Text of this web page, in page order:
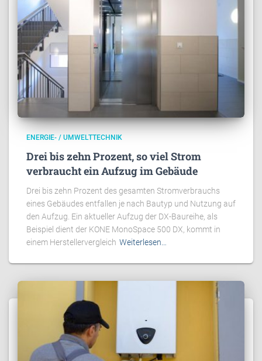
ENERGIE- / UMWELTTECHNIK
Drei bis zehn Prozent, so viel Strom
verbraucht ein Aufzug im Gebäude
Drei bis zehn Prozent des gesamten Stromverbrauchs
eines Gebäudes entfallen je nach Bautyp und Nutzung auf
den Aufzug. Ein aktueller Aufzug der DX-Baureihe, als
Beispiel dient der KONE MonoSpace 500 DX, kommt in
einem Herstellervergleich Weiterlesen…